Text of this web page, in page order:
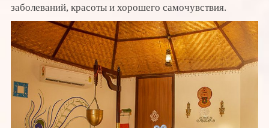
заболеваний, красоты и хорошего самочувствия.